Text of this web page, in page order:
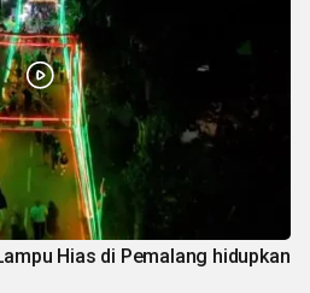
Hias di Pemalang hidupkan